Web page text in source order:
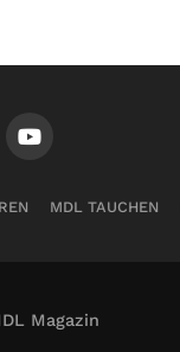
MDL TAUCHEN
Magazin